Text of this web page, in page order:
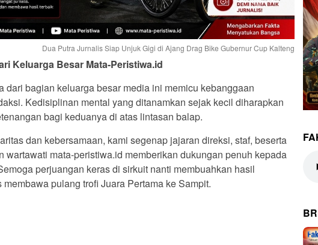
Dua Putra Jurnalis Siap Unjuk Gigi di Ajang Drag Bike Gubernur Cup Kalteng
Keluarga Besar Mata-Peristiwa.id
dari bagian keluarga besar media ini memicu kebanggaan
Kedisiplinan mental yang ditanamkan sejak kecil diharapkan
bagi keduanya di atas lintasan balap.
dan kebersamaan, kami segenap jajaran direksi, staf, beserta
wartawati mata-peristiwa.id memberikan dukungan penuh kepada
perjuangan keras di sirkuit nanti membuahkan hasil
pulang trofi Juara Pertama ke Sampit.